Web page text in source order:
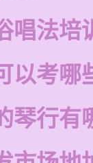
唱法培
以考哪
琴行有